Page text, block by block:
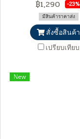
฿1,290 -23%
มีสินค้าราคาส่ง
สั่งซื้อสินค้า
เปรียบเทียบ
New